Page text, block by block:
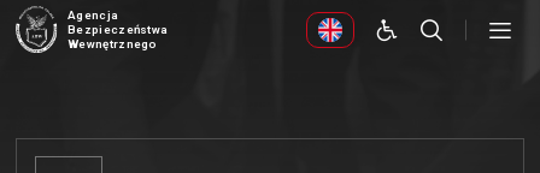
Agencja
Bezpieczeństwa
Wewnętrznego